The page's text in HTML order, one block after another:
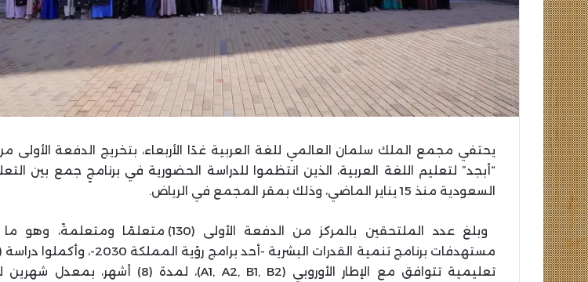
يحتفي مجمع الملك سلمان العالمي للغة العربية غدًا الأربعاء، بتخريج الدفعة الأولى
“أبجد” لتعليم اللغة العربية، الذين انتظموا للدراسة الحضورية في برنامجٍ جمع بين
السعودية منذ 15 يناير الماضي، وذلك بمقر المجمع في الرياض.
وبلغ عدد الملتحقين بالمركز من الدفعة الأولى (130) متعلمًا
تعليمية تتوافق مع الإطار الأوروبي (A1, A2, B1, B2
)، لمدة (8) أشهر، بمعدل